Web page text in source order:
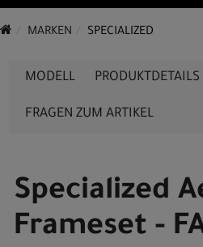
MARKEN SPECIALIZED
MODELL PRODUKTDETAILS
FRAGEN ZUM ARTIKEL
Specialized
Frameset -